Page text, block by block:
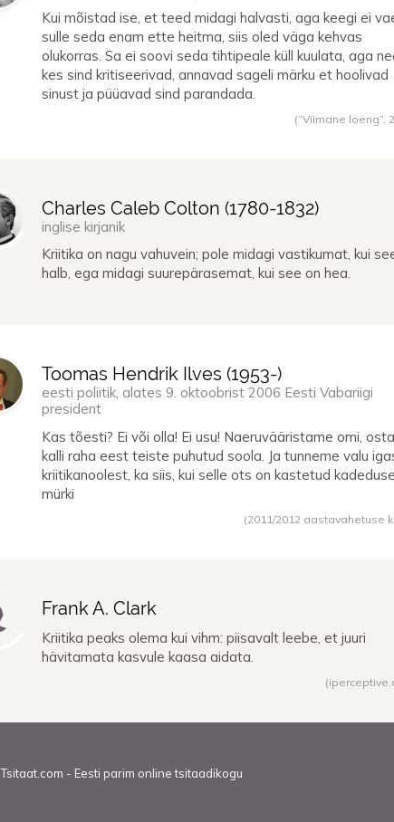
Kui mõistad ise, et teed midagi halvasti, aga keegi ei
sulle seda enam ette heitma, siis oled väga kehvas
olukorras. Sa ei soovi seda tihtipeale küll kuulata, aga
kes sind kritiseerivad, annavad sageli märku et hoolivad
sinust ja püüavad sind parandada.
(“Viimane loeng”,
Charles Caleb Colton (1780-1832)
inglise kirjanik
Kriitika on nagu vahuvein; pole midagi vastikumat, kui
halb, ega midagi suurepärasemat, kui see on hea.
Toomas Hendrik Ilves (1953-)
eesti poliitik, alates 9. oktoobrist 2006 Eesti Vabariigi
president
Kas tõesti? Ei või olla! Ei usu! Naeruvääristame omi,
kalli raha eest teiste puhutud soola. Ja tunneme valu
kriitikanoolest, ka siis, kui selle ots on kastetud kadeduse
mürki
(2011/2012 aastavahetuse
Frank A. Clark
Kriitika peaks olema kui vihm: piisavalt leebe, et juuri
hävitamata kasvule kaasa aidata.
Tsitaat.com - Eesti parim online tsitaadikogu